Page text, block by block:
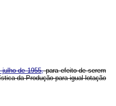
julho de 1955,para efeito de serem
da Produção para igual lotação